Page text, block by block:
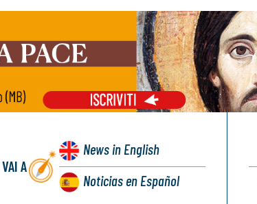
VAI A
Newsin English
Noticiasen Español